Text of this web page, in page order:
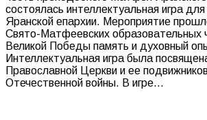
состоялась интеллектуальная игра
Яранской епархии. Мероприятие
Свято-Матфеевских образовательных
Великой Победы память и духовный
Интеллектуальная игра была
Православной Церкви и ее
Отечественной войны. В игре…